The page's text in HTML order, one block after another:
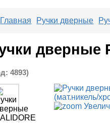
Главная Ручки дверные
дверные
4893)